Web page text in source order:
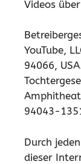
Videos
YouTube,
94066,
94043-
Durch
dieser